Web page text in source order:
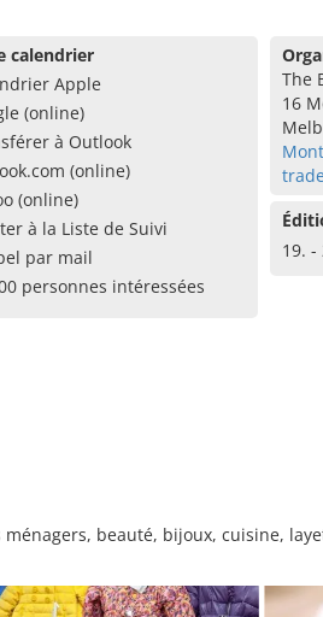
calendrier
Apple
(online)
à Outlook
(online)
(online)
à la Liste de Suivi
par mail
personnes intéressées
The
16
19.
beauté, bijoux, cuisine,